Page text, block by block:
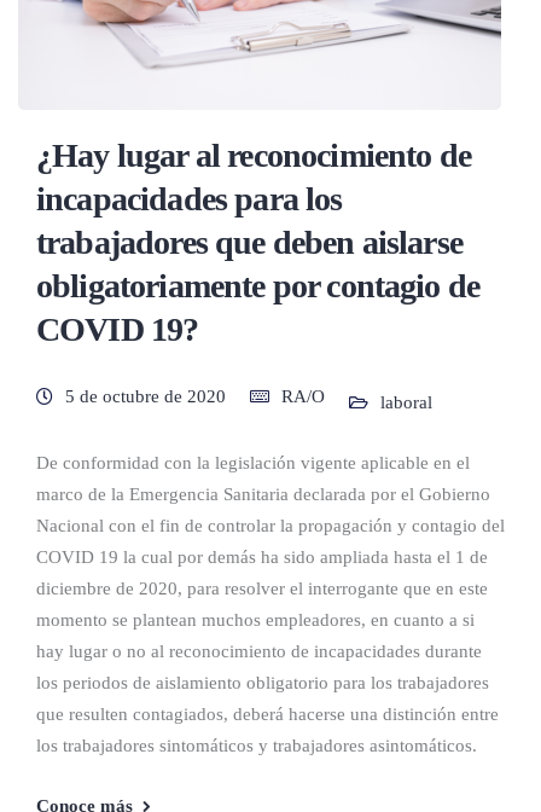
¿Hay lugar al reconocimiento de
incapacidades para los
trabajadores que deben aislarse
obligatoriamente por contagio de
COVID 19?
5 de octubre de 2020 RA/O laboral
De conformidad con la legislación vigente aplicable en el
marco de la Emergencia Sanitaria declarada por el Gobierno
Nacional con el fin de controlar la propagación y contagio del
COVID 19 la cual por demás ha sido ampliada hasta el 1 de
diciembre de 2020, para resolver el interrogante que en este
momento se plantean muchos empleadores, en cuanto a si
hay lugar o no al reconocimiento de incapacidades durante
los periodos de aislamiento obligatorio para los trabajadores
que resulten contagiados, deberá hacerse una distinción entre
los trabajadores sintomáticos y trabajadores asintomáticos.
Conoce más